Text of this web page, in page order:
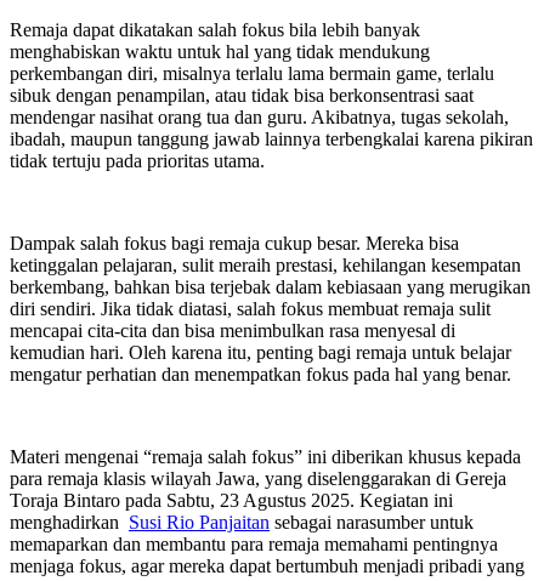
Remaja dapat dikatakan salah fokus bila lebih banyak
menghabiskan waktu untuk hal yang tidak mendukung
perkembangan diri, misalnya terlalu lama bermain game, terlalu
sibuk dengan penampilan, atau tidak bisa berkonsentrasi saat
mendengar nasihat orang tua dan guru. Akibatnya, tugas sekolah,
ibadah, maupun tanggung jawab lainnya terbengkalai karena pikiran
tidak tertuju pada prioritas utama.
Dampak salah fokus bagi remaja cukup besar. Mereka bisa
ketinggalan pelajaran, sulit meraih prestasi, kehilangan kesempatan
berkembang, bahkan bisa terjebak dalam kebiasaan yang merugikan
diri sendiri. Jika tidak diatasi, salah fokus membuat remaja sulit
mencapai cita-cita dan bisa menimbulkan rasa menyesal di
kemudian hari. Oleh karena itu, penting bagi remaja untuk belajar
mengatur perhatian dan menempatkan fokus pada hal yang benar.
Materi mengenai “remaja salah fokus” ini diberikan khusus kepada
para remaja klasis wilayah Jawa, yang diselenggarakan di Gereja
Toraja Bintaro pada Sabtu, 23 Agustus 2025. Kegiatan ini
menghadirkan Susi Rio Panjaitan sebagai narasumber untuk
memaparkan dan membantu para remaja memahami pentingnya
menjaga fokus, agar mereka dapat bertumbuh menjadi pribadi yang